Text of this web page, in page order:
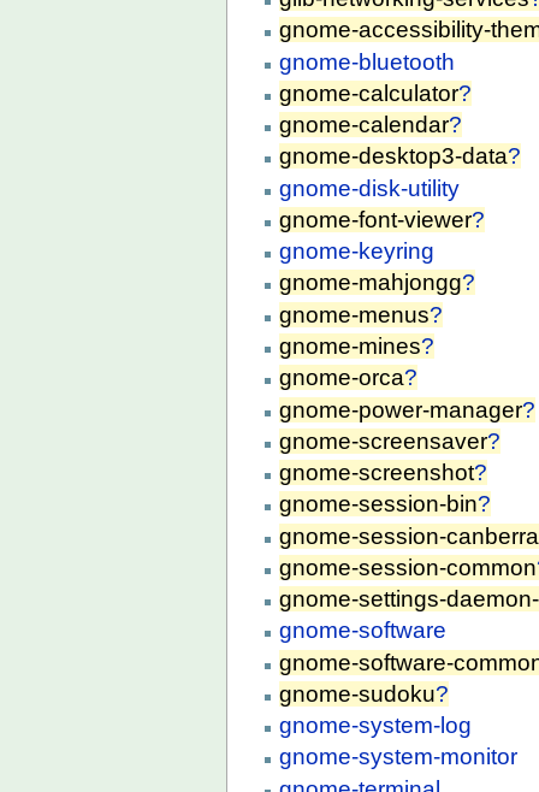
gnome-accessibility-
gnome-bluetooth
gnome-calculator?
gnome-calendar?
gnome-desktop3-data?
gnome-disk-utility
gnome-font-viewer?
gnome-keyring
gnome-mahjongg?
gnome-menus?
gnome-mines?
gnome-orca?
gnome-power-manager?
gnome-screensaver?
gnome-screenshot?
gnome-session-bin?
gnome-session-canberra
gnome-session-common
gnome-settings-
gnome-software
gnome-software-
gnome-sudoku?
gnome-system-log
gnome-system-monitor